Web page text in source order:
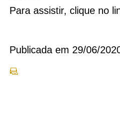
Para assistir, clique no
Publicada em 29/06/